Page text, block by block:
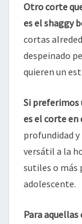
Otro corte
es el shaggy
cortas
despeinado
quieren un
Si
es el corte en
profundidad
versátil a la
sutiles o más
adolescente.
Para aquellas